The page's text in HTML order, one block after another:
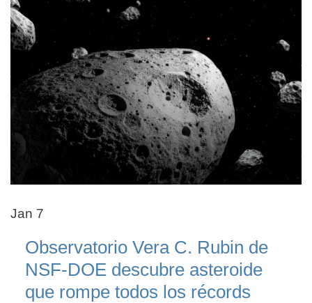
Jan 7
Observatorio Vera C. Rubin de
NSF-DOE descubre asteroide
que rompe todos los récords